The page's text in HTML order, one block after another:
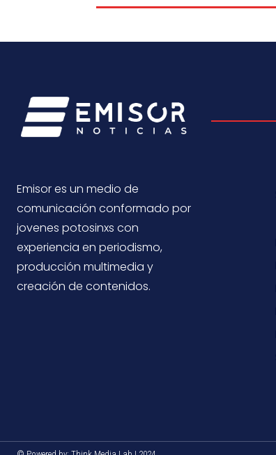
Emisor es un medio de
comunicación conformado por
jovenes potosinxs con
experiencia en periodismo,
producción multimedia y
creación de contenidos.